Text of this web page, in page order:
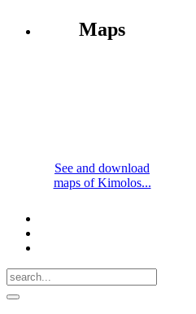
Maps
See and download
maps of Kimolos...